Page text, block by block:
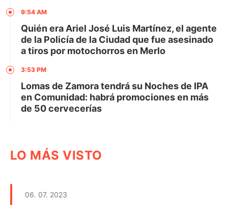
9:54 AM
Quién era Ariel José Luis Martínez, el agente
de la Policía de la Ciudad que fue asesinado
a tiros por motochorros en Merlo
3:53 PM
Lomas de Zamora tendrá su Noches de IPA
en Comunidad: habrá promociones en más
de 50 cervecerías
LO MÁS VISTO
06. 07. 2023